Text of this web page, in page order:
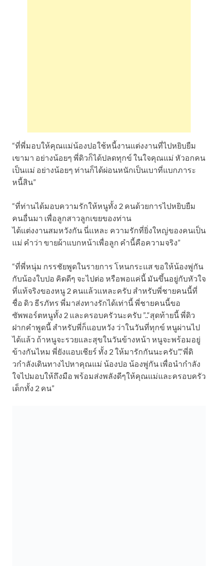
“ที่พี่มอบให้คุณแม่น้องปอใช้หนี้งานแต่งงานที่ไปหยิบยืม
เขามา อย่างน้อยๆ พี่ดิวก็ได้ปลดทุกข์ ในใจคุณแม่ หัวอกคน
เป็นแม่ อย่างน้อยๆ ท่านก็ได้ผ่อนหนักเป็นเบาที่แบกภาระ
หนี้สิน”
“ที่ท่านได้มอบความรักให้หนูทั้ง 2 คนด้วยการไปหยิบยืม
คนอื่นมา เพื่อลูกสาวลูกเขยของท่าน
ได้แต่งงานสมหวังกัน นี่เเหละ ความรักที่ยิ่งใหญ่ของคนเป็น
เเม่ คำว่า ขายผ้าแบกหน้าเพื่อลูก คำนี้คือความจริง”
“ที่พี่หนุ่ม กรรชัยพูดในรายการ โหนกระเเส ขอให้น้องพู่กัน
กับน้องใบปอ คิดดีๆ จะไปต่อ หรือพอแค่นี้ มันขึ้นอยู่กับหัวใจ
ที่แท้จริงของหนู 2 คนแล้วเเหละครับ สำหรับพี่ชายคนนี้ที่
ชื่อ ดิว ธีรภัทร พี่มาส่งทางรักได้เท่านี้ พี่ชายคนนี้ขอ
ซัพพอร์ตหนูทั้ง 2 และครอบครัวนะครับ ”..“สุดท้ายนี้ พี่ดิว
ฝากคำพูดนี้ สำหรับพี่ก็แอบหวัง ว่าในวันที่ทุกข์ หนูผ่านไป
ได้แล้ว ถ้าหนูจะรวยและสุขในวันข้างหน้า หนูจะพร้อมอยู่
ข้างกันไหม พี่ยังแอบเชียร์ ทั้ง 2 ให้มารักกันนะครับ”.“พี่ดิ
วกำลังเดินทางไปหาคุณแม่ น้องปอ น้องพู่กัน เพื่อนำกำลัง
ใจไปมอบให้ถึงมือ พร้อมส่งพลังดีๆให้คุณแม่และครอบครัว
เด็กทั้ง 2 คน”